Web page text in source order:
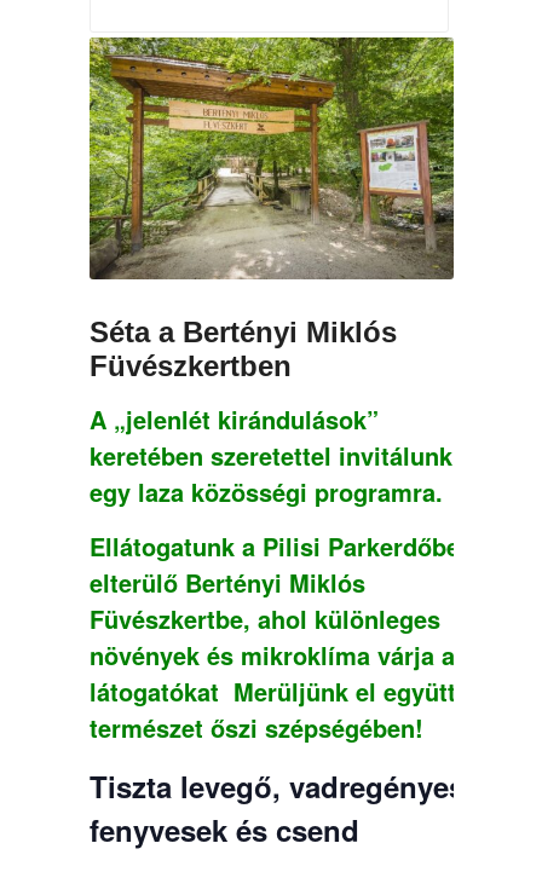
Séta a Bertényi Miklós
Füvészkertben
A „jelenlét kirándulások”
keretében szeretettel invitálunk
egy laza közösségi programra.
Ellátogatunk a Pilisi Parkerdőben
elterülő Bertényi Miklós
Füvészkertbe, ahol különleges
növények és mikroklíma várja a
látogatókat Merüljünk el együtt a
természet őszi szépségében!
Tiszta levegő, vadregényes
fenyvesek és csend